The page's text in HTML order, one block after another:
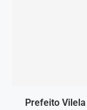
Prefeito